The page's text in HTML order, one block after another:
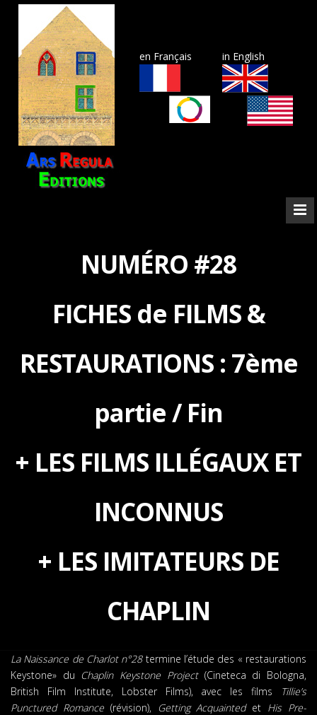
in English
en Français
NUMÉRO #28
FICHES de FILMS &
RESTAURATIONS : 7ème
partie / Fin
+ LES FILMS ILLÉGAUX ET
INCONNUS
+ LES IMITATEURS DE
CHAPLIN
La Naissance de Charlot n°28termine l’étude des « restaurations
Keystone» du Chaplin Keystone Project(Cineteca di Bologna,
British Film Institute, Lobster Films), avec les films
Tillie’s
Punctured Romance(révision), Getting Acquaintedet His Pre-